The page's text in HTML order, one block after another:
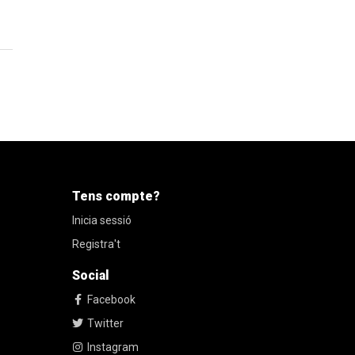
Tens compte?
Inicia sessió
Registra't
Social
Facebook
Twitter
Instagram